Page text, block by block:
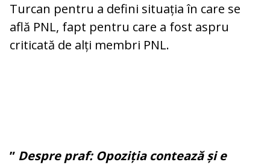
Turcan pentru a defini situația în care se
află PNL, fapt pentru care a fost aspru
criticată de alți membri PNL.
” Despre praf: Opoziția contează și e